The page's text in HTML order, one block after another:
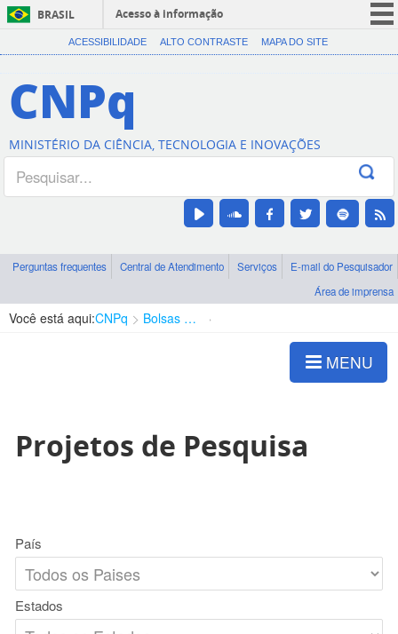
BRASIL
Acesso à informação
CORONAVÍRUS (COVID-19)
Canais
ACESSIBILIDADE ALTO CONTRASTE MAPA DO SITE
CNPq
MINISTÉRIO DA CIÊNCIA, TECNOLOGIA E INOVAÇÕES
Perguntas frequentes Central de Atendimento Serviços
E-mail do Pesquisador
Área de imprensa
Você está aqui:CNPq Bolsas e Auxílios Vigentes
MENU
Projetos de Pesquisa
País
Estados